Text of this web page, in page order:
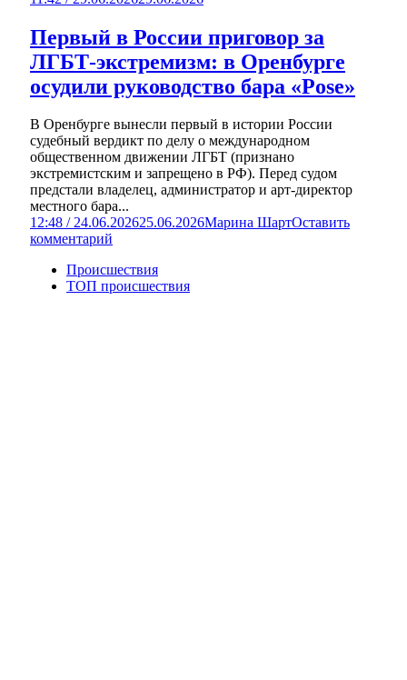
Первый в России приговор за
ЛГБТ-экстремизм: в Оренбурге
осудили руководство бара «Pose»
В Оренбурге вынесли первый в истории России
судебный вердикт по делу о международном
общественном движении ЛГБТ (признано
экстремистским и запрещено в РФ). Перед судом
предстали владелец, администратор и арт-директор
местного бара...
12:48 / 24.06.202625.06.2026Марина ШартОставить
комментарий
Происшествия
ТОП происшествия